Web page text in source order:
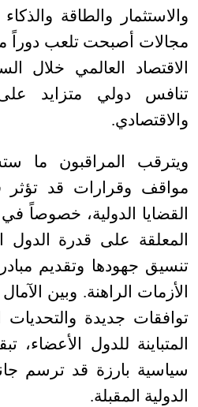
والاستثمار والطاقة
مجالات أصبحت تلعب دوراً
الاقتصاد العالمي خلال
تنافس دولي متزايد على
والاقتصادي.
ويترقب المراقبون ما
مواقف وقرارات قد
القضايا الدولية، خصوصاً
المعلقة على قدرة الدول
تنسيق جهودها وتقديم
الأزمات الراهنة. وبين
توافقات جديدة والتحديات
المتباينة للدول
سياسية بارزة قد ترسم
الدولية المقبلة.